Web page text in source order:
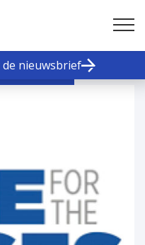
nieuwsbrief